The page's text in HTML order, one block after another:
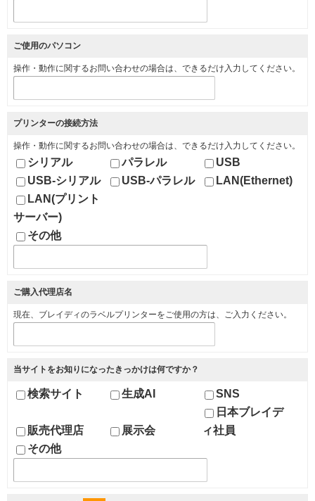
ご使用のパソコン
操作・動作に関するお問い合わせの場合は、できるだけ入力してください。
プリンターの接続方法
操作・動作に関するお問い合わせの場合は、できるだけ入力してください。
シリアル パラレル
USB
USB-シリアル
USB-パラレル
LAN(Ethernet)
LAN(プリント
サーバー)
その他
ご購入代理店名
現在、ブレイディのラベルプリンターをご使用の方は、ご入力ください。
当サイトをお知りになったきっかけは何ですか？
検索サイト 生成AI SNS
販売代理店 展示会
日本ブレイデ
ィ社員
その他